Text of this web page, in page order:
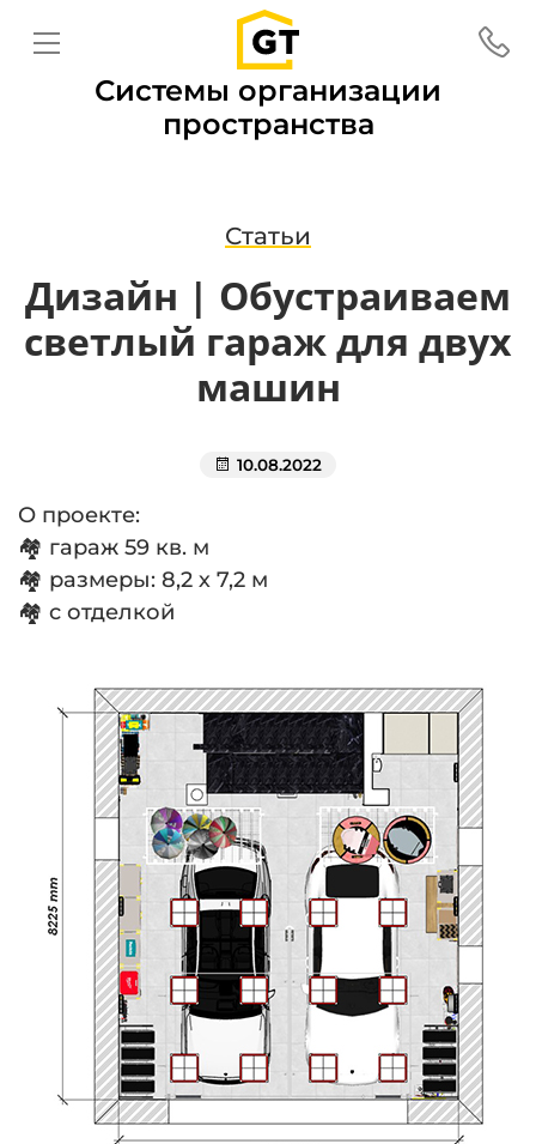
Системы организации
пространства
Статьи
Дизайн | Обустраиваем
светлый гараж для двух
машин
10.08.2022
О проекте:
🏘 гараж 59 кв. м
🏘 размеры: 8,2 х 7,2 м
🏘 с отделкой